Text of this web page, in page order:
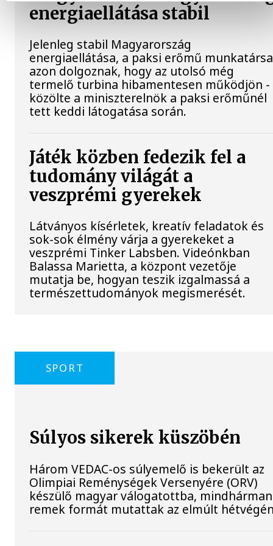
energiaellátása stabil
Jelenleg stabil Magyarország
energiaellátása, a paksi erőmű
azon dolgoznak, hogy az utolsó még
termelő turbina hibamentesen működjön -
közölte a miniszterelnök a paksi erőműnél
tett keddi látogatása során.
Játék közben fedezik fel a
tudomány világát a
veszprémi gyerekek
Látványos kísérletek, kreatív feladatok és
sok-sok élmény várja a gyerekeket a
veszprémi Tinker Labsben. Videónkban
Balassa Marietta, a központ vezetője
mutatja be, hogyan teszik izgalmassá a
természettudományok megismerését.
SPORT
Súlyos sikerek küszöbén
Három VEDAC-os súlyemelő is bekerült az
Olimpiai Reménységek Versenyére (ORV)
készülő magyar válogatottba, mindhárman
remek formát mutattak az elmúlt